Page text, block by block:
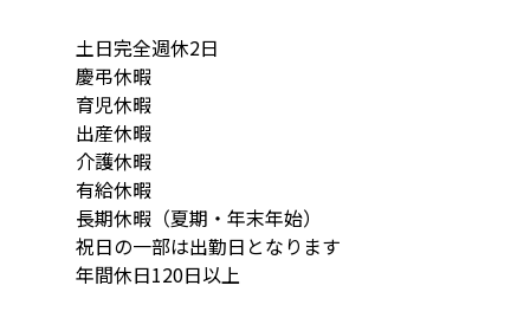
土日完全週休2日
慶弔休暇
育児休暇
出産休暇
介護休暇
有給休暇
長期休暇（夏期・年末年始）
祝日の一部は出勤日となります
年間休日120日以上